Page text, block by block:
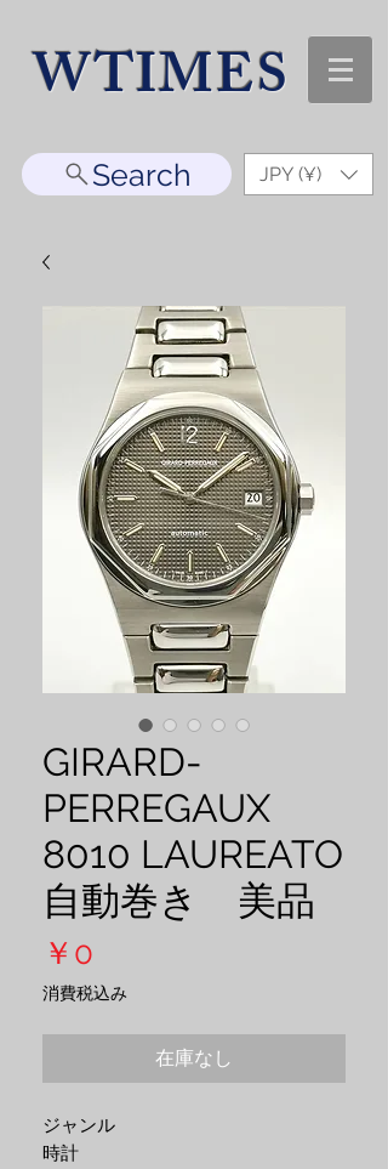
WTIMES
Search JPY (¥)
GIRARD-
PERREGAUX
8010 LAUREATO
自動巻き 美品
￥0
格
消費税込み
在庫なし
ジャンル
時計